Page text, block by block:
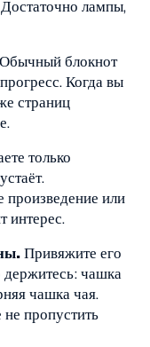
Достаточно лампы,
Обычный блокнот
Когда вы
страниц
только
произведение или
интерес.
Привяжите его
держитесь: чашка
чашка чая.
пропустить